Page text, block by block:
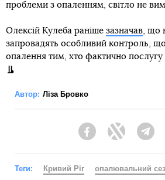
проблеми з опаленням, світло не
Олексій Кулеба раніше зазначав, що
запровадять особливий контроль,
опалення тим, хто фактично
Автор: Ліза Бровко
FacebookTwitter
Теги: Кривий Ріг опалювальний